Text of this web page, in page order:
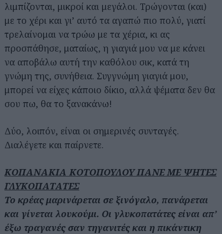
λιμπίζονται, μικροί και μεγάλοι. Τρώγονται (και)
με το χέρι και γι’ αυτό τα αγαπώ πιο πολύ, γιατί
τρελαίνομαι να τρώω με τα χέρια, κι ας
προσπάθησε, ματαίως, η γιαγιά μου να με κάνει
να αποβάλω αυτή την καθόλου σικ, κατά τη
γνώμη της, συνήθεια. Συγγνώμη γιαγιά μου,
μπορεί να είχες κάποιο δίκιο, αλλά ψέματα δεν θα
σου πω, θα το ξανακάνω!
Δύο, λοιπόν, είναι οι σημερινές συνταγές.
Διαλέγετε και παίρνετε.
ΚΟΠΑΝΑΚΙΑ ΚΟΤΟΠΟΥΛΟΥ ΠΑΝΕ ΜΕ ΨΗΤΕΣ
ΓΛΥΚΟΠΑΤΑΤΕΣ
Το κρέας μαρινάρεται σε ξινόγαλο, πανάρεται
και γίνεται λουκούμι. Οι γλυκοπατάτες είναι απ’
έξω τραγανές σαν τηγανιτές και η πικάντικη